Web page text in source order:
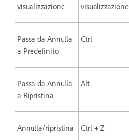
visualizzazione
visualizzazione
Passa da Annulla
a Predefinito
Ctrl
Passa da Annulla
a Ripristina
Alt
Annulla/ripristina Ctrl + Z